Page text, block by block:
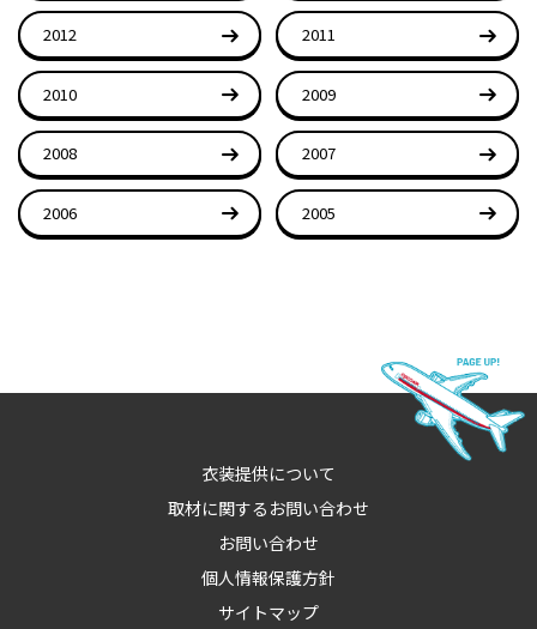
2012 2011
2010 2009
2008 2007
2006 2005
衣装提供について
取材に関するお問い合わせ
お問い合わせ
個人情報保護方針
サイトマップ